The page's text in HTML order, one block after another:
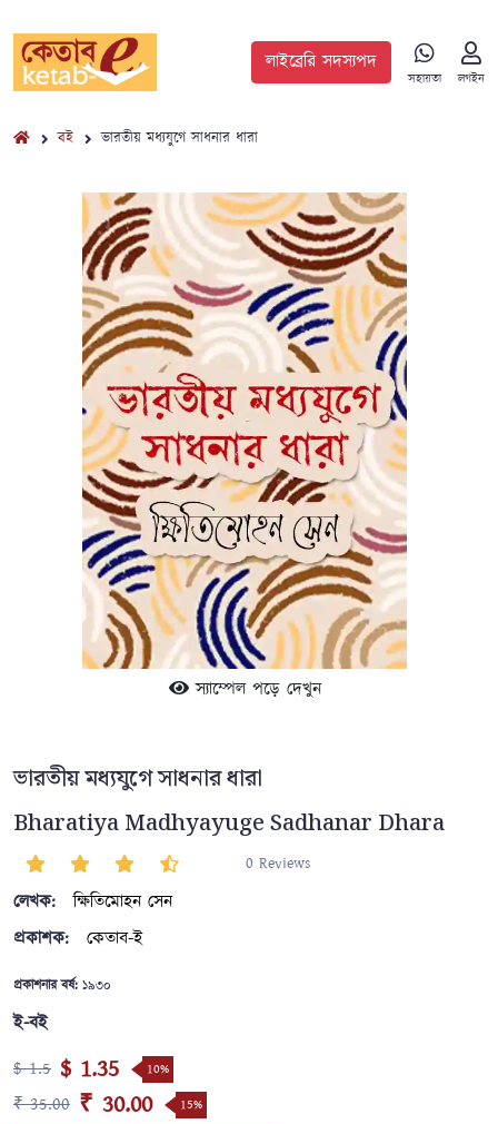
লাইব্রেরি সদস্যপদ
সহায়তা লগইন
বই ভারতীয় মধ্যযুগে সাধনার ধারা
স্যাম্পেল পড়ে দেখুন
ভারতীয় মধ্যযুগে সাধনার ধারা
Bharatiya Madhyayuge Sadhanar Dhara
0 Reviews
লেখক:
ক্ষিতিমোহন সেন
প্রকাশক:
কেতাব-ই
প্রকাশনার বর্ষ: ১৯৩০
ই-বই
$ 1.5 $ 1.35 10%
₹ 35.00 ₹ 30.00 15%